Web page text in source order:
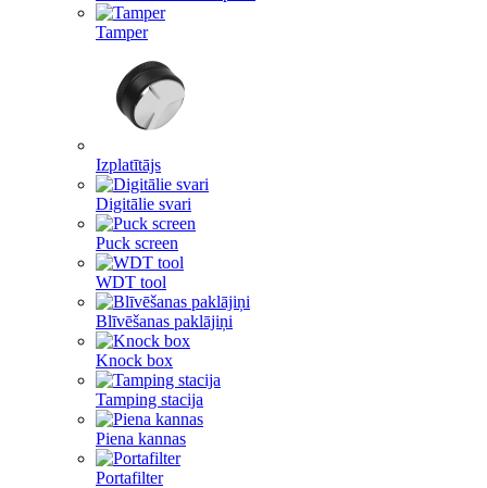
Tamper
Izplatītājs
Digitālie svari
Puck screen
WDT tool
Blīvēšanas paklājiņi
Knock box
Tamping stacija
Piena kannas
Portafilter